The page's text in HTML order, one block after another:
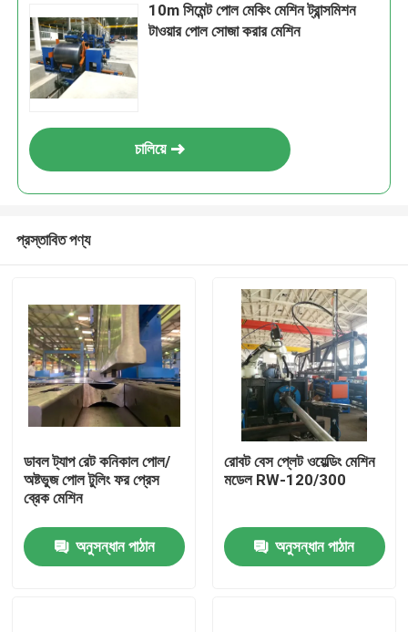
10m সিমেন্ট পোল মেকিং মেশিন ট্রান্সমিশন
টাওয়ার পোল সোজা করার মেশিন
চালিয়ে
প্রস্তাবিত পণ্য
ডাবল ট্যাপ রেট কনিকাল পোল/
অষ্টভুজ পোল টুলিং ফর প্রেস
ব্রেক মেশিন
অনুসন্ধান পাঠান
রোবট বেস প্লেট ওয়েল্ডিং মেশিন
মডেল RW-120/300
অনুসন্ধান পাঠান